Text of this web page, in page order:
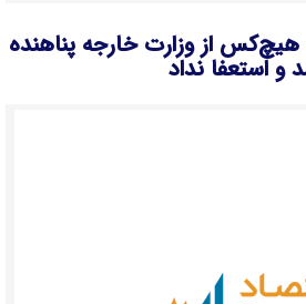
از وزارت خارجه پناهنده
و استعفا نداد